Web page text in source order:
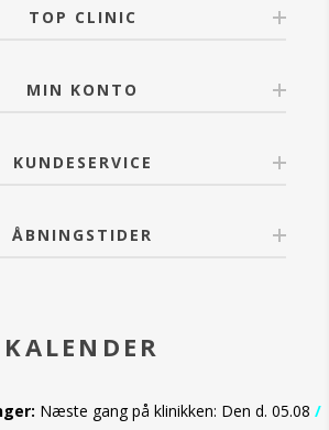
TOP CLINIC
MIN KONTO
KUNDESERVICE
ÅBNINGSTIDER
KALENDER
Næste gang på klinikken: Den d. 05.08 /